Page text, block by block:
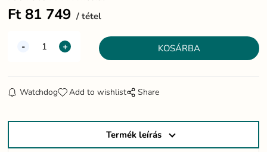
Ft 81 749 tétel
Watchdog Add to wishlist Share
Termék leírás